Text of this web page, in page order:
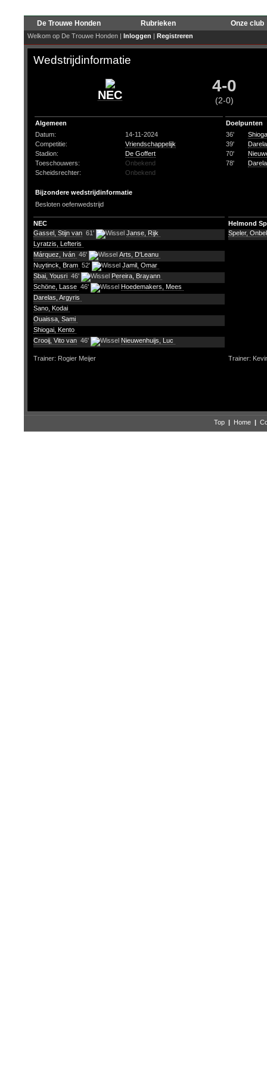
De Trouwe Honden Rubrieken Onze club
Welkom op De Trouwe Honden | Inloggen | Registreren
Wedstrijdinformatie
NEC 4-0
(2-0)
Algemeen
Datum:
14-11-2024
Competitie:
Vriendschappelijk
Stadion:
De Goffert
Toeschouwers:
Onbekend
Scheidsrechter:
Onbekend
Doelpunten
36'
39'
70'
78'
Bijzondere wedstrijdinformatie
Besloten oefenwedstrijd
NEC
Helmond
Gassel, Stijn van 61'
Janse, Rijk
Lyratzis, Lefteris
Márquez, Iván 46'
Arts, D'Leanu
Nuytinck, Bram 52'
Jamil, Omar
Sbai, Yousri 46'
Pereira, Brayann
Schöne, Lasse 46'
Hoedemakers, Mees
Darelas, Argyris
Sano, Kodai
Ouaissa, Sami
Shiogai, Kento
Crooij, Vito van 46' Nieuwenhuijs, Luc
Speler,
Trainer: Rogier Meijer Trainer:
Top | Home |